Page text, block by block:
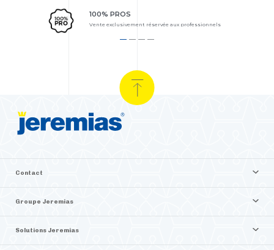
100% PROS
Vente exclusivement réservée aux professionnels
Contact
Groupe Jeremias
Solutions Jeremias